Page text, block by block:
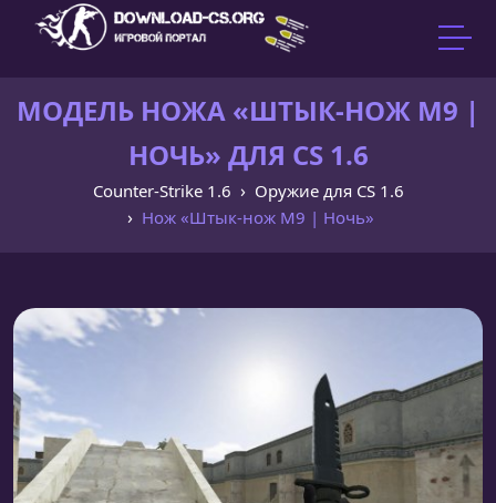
МОДЕЛЬ НОЖА «ШТЫК-НОЖ M9 |
НОЧЬ» ДЛЯ CS 1.6
Counter-Strike 1.6
Оружие для CS 1.6
Нож «Штык-нож M9 | Ночь»